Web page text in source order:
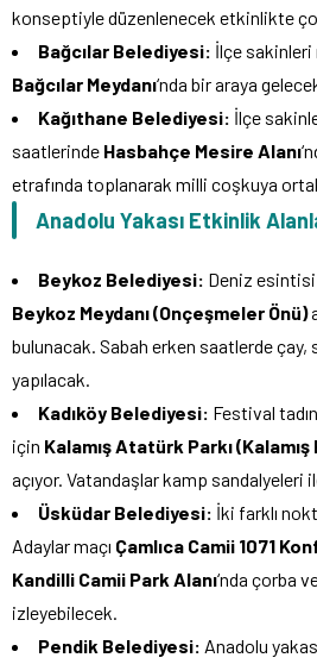
konseptiyle düzenlenecek etkinlikte
Bağcılar Belediyesi: İlçe
Bağcılar Meydanı‘nda bir araya
Kağıthane Belediyesi: İlçe
saatlerinde Hasbahçe Mesire Alanı
etrafında toplanarak milli coşkuya
Anadolu Yakası Etkinlik
Beykoz Belediyesi: Deniz
Beykoz Meydanı (Onçeşmeler Önü)
bulunacak. Sabah erken saatlerde çay,
yapılacak.
Kadıköy Belediyesi: Festival
için Kalamış Atatürk Parkı
açıyor. Vatandaşlar kamp sandalyeleri
Üsküdar Belediyesi: İki farklı
Adaylar maçı Çamlıca Camii 1071
Kandilli Camii Park Alanı‘nda çorba
izleyebilecek.
Pendik Belediyesi: Anadolu